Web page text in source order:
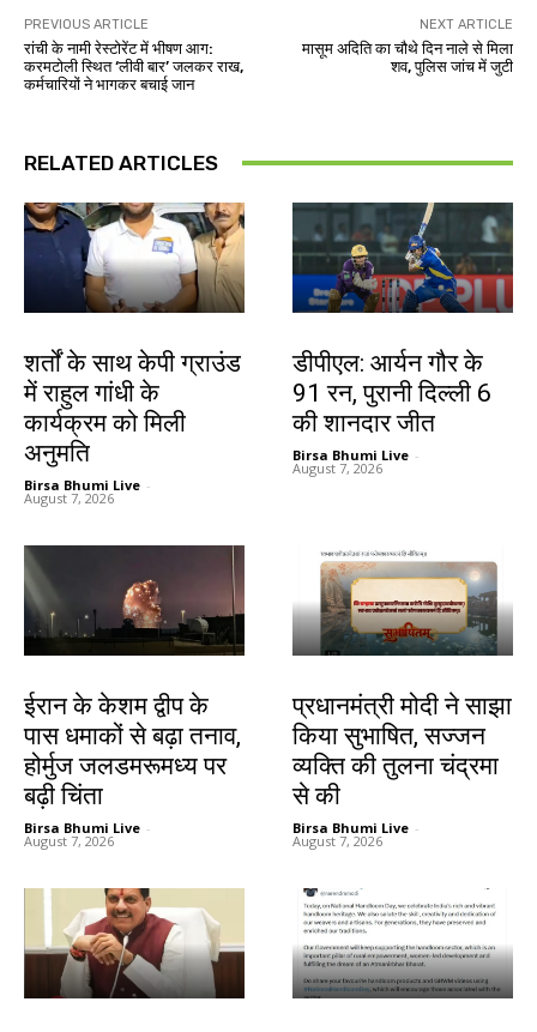
PREVIOUS ARTICLE
रांची के नामी रेस्टोरेंट में भीषण आग:
करमटोली स्थित ‘लीवी बार’ जलकर राख,
कर्मचारियों ने भागकर बचाई जान
NEXT ARTICLE
मासूम अदिति का चौथे दिन नाले से मिला
शव, पुलिस जांच में जुटी
RELATED ARTICLES
शर्तों के साथ केपी ग्राउंड
में राहुल गांधी के
कार्यक्रम को मिली
अनुमति
Birsa Bhumi Live -
August 7, 2026
डीपीएल: आर्यन गौर के
91 रन, पुरानी दिल्ली 6
की शानदार जीत
Birsa Bhumi Live -
August 7, 2026
ईरान के केशम द्वीप के
पास धमाकों से बढ़ा तनाव,
होर्मुज जलडमरूमध्य पर
बढ़ी चिंता
Birsa Bhumi Live -
August 7, 2026
प्रधानमंत्री मोदी ने साझा
किया सुभाषित, सज्जन
व्यक्ति की तुलना चंद्रमा
से की
Birsa Bhumi Live -
August 7, 2026